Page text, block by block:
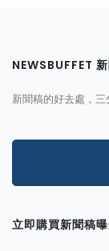
NEWSBUFFET
新聞稿的好去處，
立即購買新聞稿